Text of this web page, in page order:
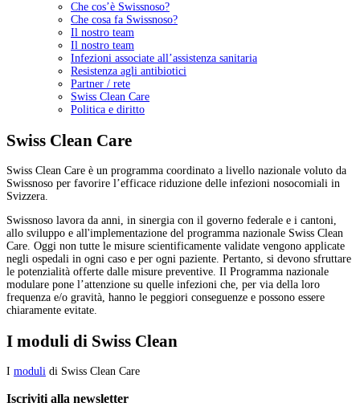
Che cos’è Swissnoso?
Che cosa fa Swissnoso?
Il nostro team
Il nostro team
Infezioni associate all’assistenza sanitaria
Resistenza agli antibiotici
Partner / rete
Swiss Clean Care
Politica e diritto
Swiss Clean Care
Swiss Clean Care è un programma coordinato a livello nazionale voluto da
Swissnoso per favorire l’efficace riduzione delle infezioni nosocomiali in
Svizzera.
Swissnoso lavora da anni, in sinergia con il governo federale e i cantoni,
allo sviluppo e all'implementazione del programma nazionale Swiss Clean
Care. Oggi non tutte le misure scientificamente validate vengono applicate
negli ospedali in ogni caso e per ogni paziente. Pertanto, si devono sfruttare
le potenzialità offerte dalle misure preventive. Il Programma nazionale
modulare pone l’attenzione su quelle infezioni che, per via della loro
frequenza e/o gravità, hanno le peggiori conseguenze e possono essere
chiaramente evitate.
I moduli di Swiss Clean
I moduli di Swiss Clean Care
Iscriviti alla newsletter